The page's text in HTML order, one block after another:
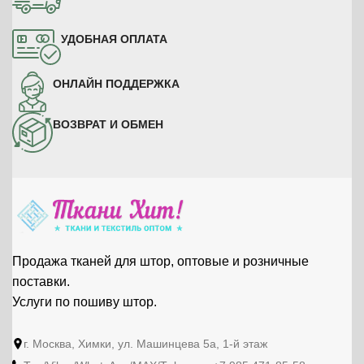
УДОБНАЯ ОПЛАТА
ОНЛАЙН ПОДДЕРЖКА
ВОЗВРАТ И ОБМЕН
Продажа тканей для штор, оптовые и розничные
поставки.
Услуги по пошиву штор.
г. Москва, Химки, ул. Машинцева 5а, 1-й этаж